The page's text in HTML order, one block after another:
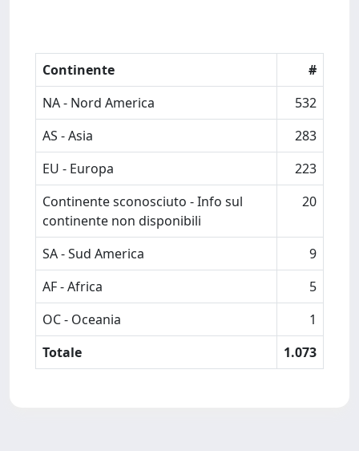
Continente
#
NA - Nord America
532
AS - Asia
283
EU - Europa
223
Continente sconosciuto - Info sul
continente non disponibili
20
SA - Sud America
9
AF - Africa
5
OC - Oceania
1
Totale
1.073